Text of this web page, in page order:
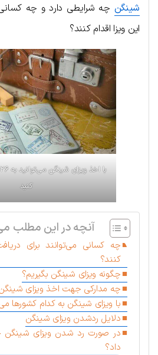
شینگن چه شرایطی دارد و چه
این ویزا اقدام کنند؟
کنید
آنچه در این مطلب
چه کسانی می‌توانند برای
کنند؟
چگونه ویز‌ای شینگن بگیریم؟
چه مدارکی جهت اخذ ویزا‌ی
با ویزا‌ی شینگن به کدام کشورها
دلایل ردشدن ویزای شینگن
در صورت رد شدن ویز‌‌ا‌ی شینگن
داد؟